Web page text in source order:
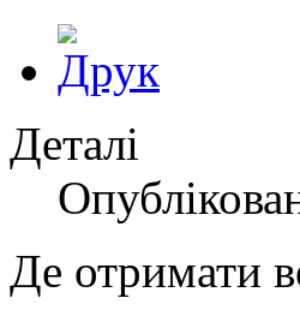
Деталі
Де отримати